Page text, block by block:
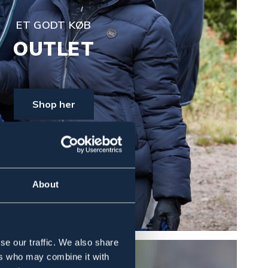
About
our traffic. We also share
who may combine it with
ET GODT KØB
OUTLET
Shop her